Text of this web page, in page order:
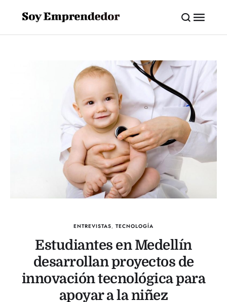
ENTREVISTAS, TECNOLOGÍA
Estudiantes en Medellín
desarrollan proyectos de
innovación tecnológica para
apoyar a la niñez